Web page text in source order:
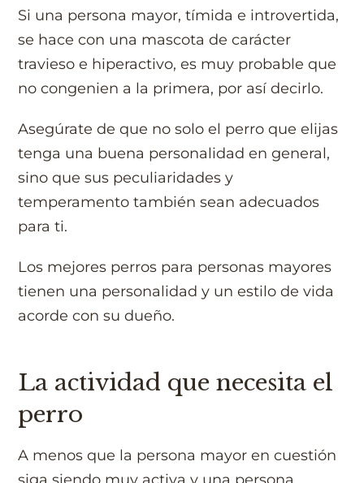
Si una persona mayor, tímida e introvertida,
se hace con una mascota de carácter
travieso e hiperactivo, es muy probable que
no congenien a la primera, por así decirlo.
Asegúrate de que no solo el perro que elijas
tenga una buena personalidad en general,
sino que sus peculiaridades y
temperamento también sean adecuados
para ti.
Los mejores perros para personas mayores
tienen una personalidad y un estilo de vida
acorde con su dueño.
La actividad que necesita el
perro
A menos que la persona mayor en cuestión